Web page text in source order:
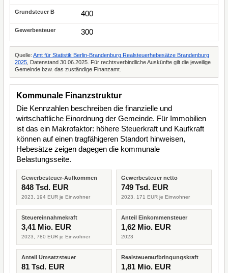
400
300
Quelle: Amt für Statistik Berlin-Brandenburg Realsteuerhebesätze Brandenburg
2025 , Datenstand 30.06.2025. Für rechtsverbindliche Auskünfte gilt die jeweilige
Gemeinde bzw. das zuständige Finanzamt.
Kommunale Finanzstruktur
Die Kennzahlen beschreiben die finanzielle und
wirtschaftliche Einordnung der Gemeinde. Für Immobilien
ist das ein Makrofaktor: höhere Steuerkraft und Kaufkraft
können auf einen tragfähigeren Standort hinweisen,
Hebesätze zeigen dagegen die kommunale
Belastungsseite.
Gewerbesteuer-Aufkommen
848 Tsd. EUR
2023, 194 EUR je Einwohner
Gewerbesteuer netto
749 Tsd. EUR
2023, 171 EUR je Einwohner
Steuereinnahmekraft
3,41 Mio. EUR
2023, 780 EUR je Einwohner
Anteil Einkommensteuer
1,62 Mio. EUR
2023
Anteil Umsatzsteuer
81 Tsd. EUR
Realsteueraufbringungskraft
1,81 Mio. EUR